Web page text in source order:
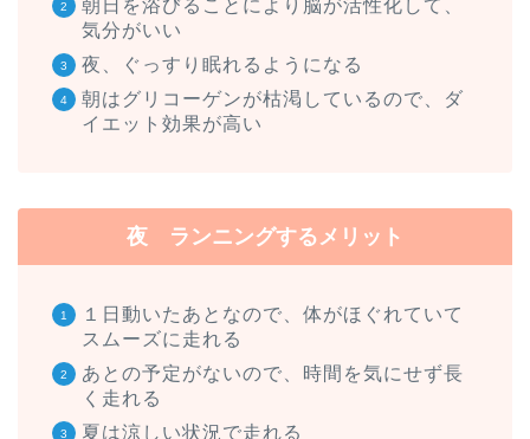
朝日を浴びることにより脳が活性化して、
気分がいい
夜、ぐっすり眠れるようになる
朝はグリコーゲンが枯渇しているので、ダ
イエット効果が高い
夜 ランニングするメリット
１日動いたあとなので、体がほぐれていて
スムーズに走れる
あとの予定がないので、時間を気にせず長
く走れる
夏は涼しい状況で走れる